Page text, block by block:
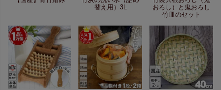
替え用）3L
おろし）と鬼おろし
竹皿のセット